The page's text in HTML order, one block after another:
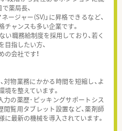
薬局長、
ジャー(SV)」に昇格できるなど、
ャンスも多い企業です。
職務給制度を採用しており、若く
目指したい方、
会社です！
物業務にかかる時間を短縮し、よ
を整えています。
力の薬歴･ピッキングサポートシス
覧用タブレット設置など、薬剤師
に最新の機械を導入されています。